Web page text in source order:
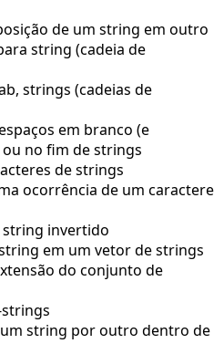
de um string em outro
string (cadeia de
strings (cadeias de
em branco (e
no fim de strings
de strings
ocorrência de um caractere
invertido
em um vetor de strings
do conjunto de
string por outro dentro de